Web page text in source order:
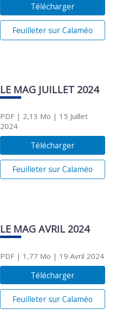
Télécharger
Feuilleter sur Calaméo
LE MAG JUILLET 2024
PDF| 2,13 Mo | 15 Juillet
2024
Télécharger
Feuilleter sur Calaméo
LE MAG AVRIL 2024
PDF| 1,77 Mo | 19 Avril 2024
Télécharger
Feuilleter sur Calaméo